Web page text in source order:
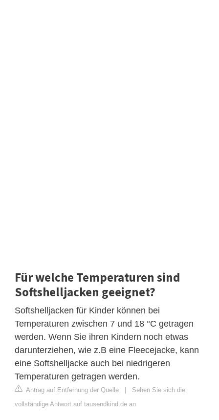
Für welche Temperaturen sind
Softshelljacken geeignet?
Softshelljacken für Kinder können bei
Temperaturen zwischen 7 und 18 °C getragen
werden. Wenn Sie ihren Kindern noch etwas
darunterziehen, wie z.B eine Fleecejacke, kann
eine Softshelljacke auch bei niedrigeren
Temperaturen getragen werden.
Antrag auf Entfernung der Quelle | Sehen Sie sich die
vollständige Antwort auf tausendkind.de an